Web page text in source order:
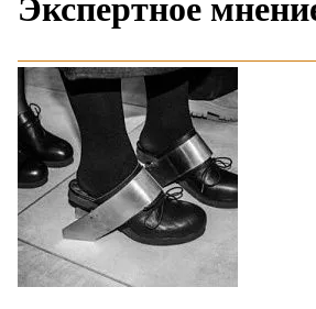
Экспертное